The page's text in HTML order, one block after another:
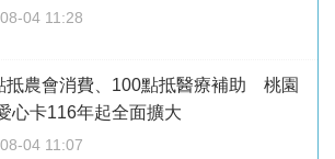
04 11:28
抵農會消費、100點抵醫療補助 桃園
心卡116年起全面擴大
04 11:07